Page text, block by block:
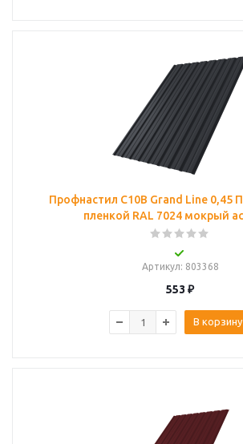
Профнастил С10B Grand Line 0,45
пленкой RAL 7024 мокрый
Артикул: 803368
553 ₽
В корзину